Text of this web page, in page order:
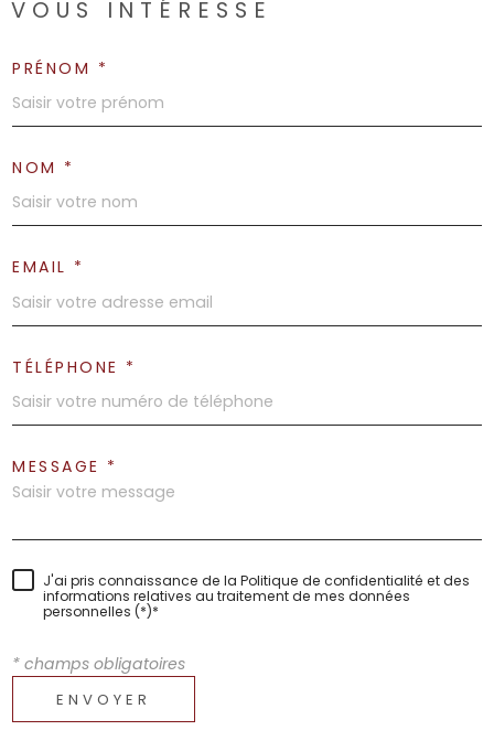
VOUS INTÉRESSE
PRÉNOM *
NOM *
EMAIL *
TÉLÉPHONE *
MESSAGE *
J'ai pris connaissance de la Politique de confidentialité et des
informations relatives au traitement de mes données
personnelles (*)*
* champs obligatoires
ENVOYER